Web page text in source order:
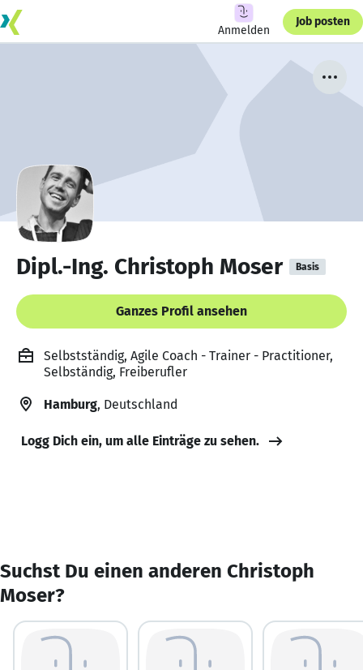
Anmelden
Job posten
Dipl.-Ing. Christoph Moser Basis
Ganzes Profil ansehen
Selbstständig, Agile Coach - Trainer - Practitioner,
Selbständig, Freiberufler
Hamburg, Deutschland
Logg Dich ein, um alle Einträge zu sehen.
Suchst Du einen anderen Christoph
Moser?